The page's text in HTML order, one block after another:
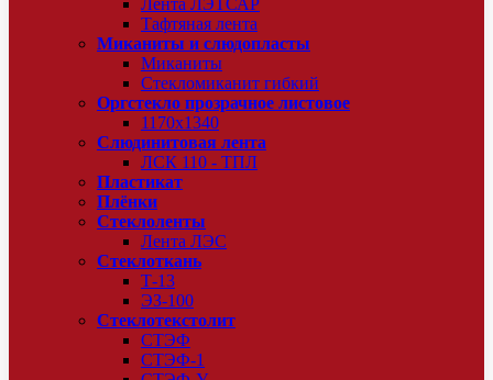
Лента ЛЭТСАР
Тафтяная лента
Миканиты и слюдопласты
Миканиты
Стекломиканит гибкий
Оргстекло прозрачное листовое
1170х1340
Слюдинитовая лента
ЛСК 110 - ТПЛ
Пластикат
Плёнки
Стеклоленты
Лента ЛЭС
Стеклоткань
Т-13
ЭЗ-100
Стеклотекстолит
СТЭФ
СТЭФ-1